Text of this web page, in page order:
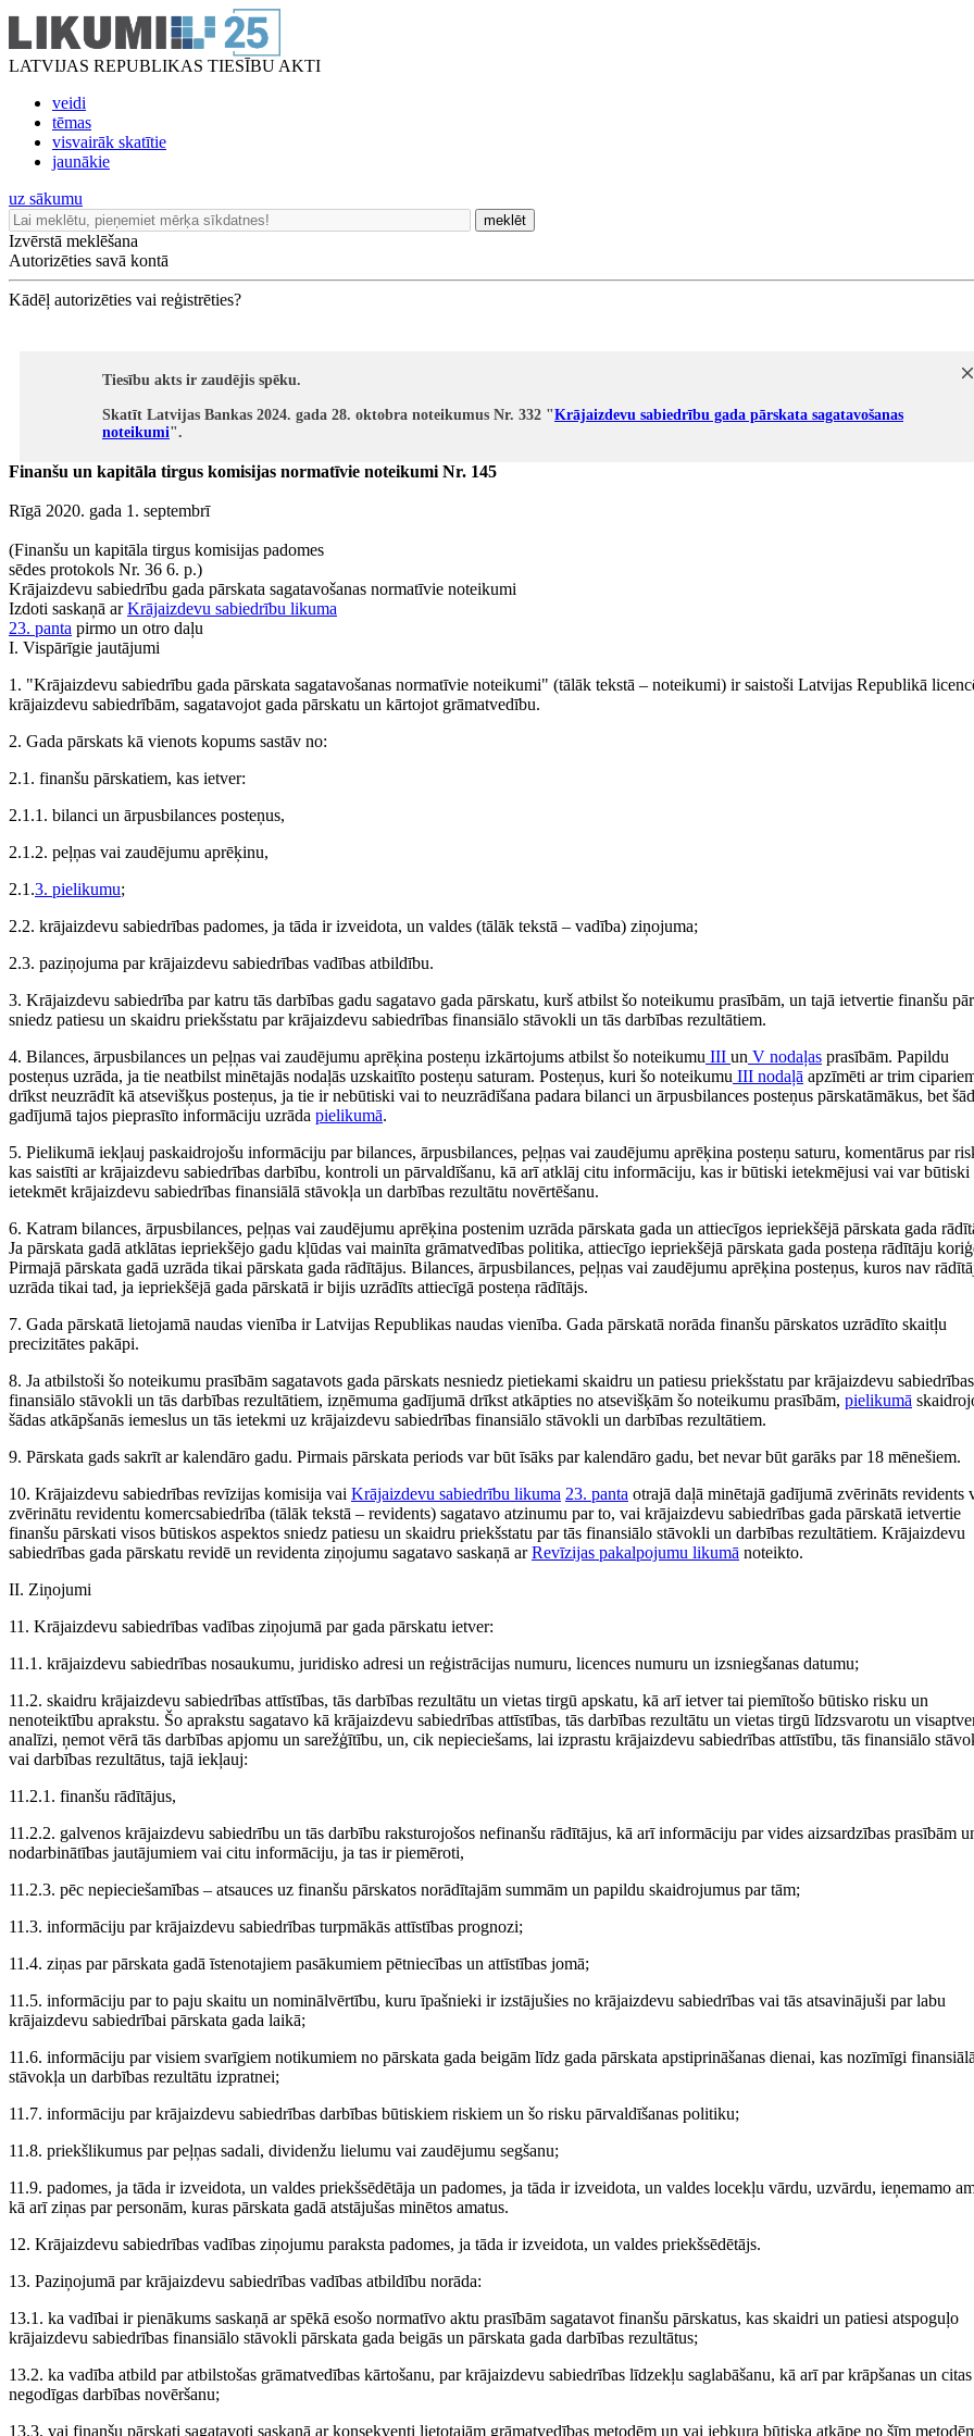
LATVIJAS REPUBLIKAS TIESĪBU AKTI
veidi
tēmas
visvairāk skatītie
jaunākie
uz sākumu
meklēt
Izvērstā meklēšana
Autorizēties savā kontā
Kādēļ autorizēties vai reģistrēties?
Tiesību akts ir zaudējis spēku.
Skatīt Latvijas Bankas 2024. gada 28. oktobra noteikumus Nr. 332 "Krājaizdevu sabiedrību gada pārskata sagatavošanas
noteikumi".
Finanšu un kapitāla tirgus komisijas normatīvie noteikumi Nr. 145
Rīgā 2020. gada 1. septembrī
(Finanšu un kapitāla tirgus komisijas padomes
sēdes protokols Nr. 36 6. p.)
Krājaizdevu sabiedrību gada pārskata sagatavošanas normatīvie noteikumi
Izdoti saskaņā arKrājaizdevu sabiedrību likuma
23. panta pirmo un otro daļu
I. Vispārīgie jautājumi
1. "Krājaizdevu sabiedrību gada pārskata sagatavošanas normatīvie noteikumi" (tālāk tekstā – noteikumi) ir saistoši Latvijas Republikā
krājaizdevu sabiedrībām, sagatavojot gada pārskatu un kārtojot grāmatvedību.
2. Gada pārskats kā vienots kopums sastāv no:
2.1. finanšu pārskatiem, kas ietver:
2.1.1. bilanci un ārpusbilances posteņus,
2.1.2. peļņas vai zaudējumu aprēķinu,
2.1.3. pielikumu;
2.2. krājaizdevu sabiedrības padomes, ja tāda ir izveidota, un valdes (tālāk tekstā – vadība) ziņojuma;
2.3. paziņojuma par krājaizdevu sabiedrības vadības atbildību.
3. Krājaizdevu sabiedrība par katru tās darbības gadu sagatavo gada pārskatu, kurš atbilst šo noteikumu prasībām, un tajā ietvertie finanšu
sniedz patiesu un skaidru priekšstatu par krājaizdevu sabiedrības finansiālo stāvokli un tās darbības rezultātiem.
4. Bilances, ārpusbilances un peļņas vai zaudējumu aprēķina posteņu izkārtojums atbilst šo noteikumu III un V nodaļas prasībām. Papildu
posteņus uzrāda, ja tie neatbilst minētajās nodaļās uzskaitīto posteņu saturam. Posteņus, kuri šo noteikumu III nodaļā apzīmēti ar trim
drīkst neuzrādīt kā atsevišķus posteņus, ja tie ir nebūtiski vai to neuzrādīšana padara bilanci un ārpusbilances posteņus pārskatāmākus, bet
gadījumā tajos pieprasīto informāciju uzrāda pielikumā.
5. Pielikumā iekļauj paskaidrojošu informāciju par bilances, ārpusbilances, peļņas vai zaudējumu aprēķina posteņu saturu, komentārus par
kas saistīti ar krājaizdevu sabiedrības darbību, kontroli un pārvaldīšanu, kā arī atklāj citu informāciju, kas ir būtiski ietekmējusi vai var būtiski
ietekmēt krājaizdevu sabiedrības finansiālā stāvokļa un darbības rezultātu novērtēšanu.
6. Katram bilances, ārpusbilances, peļņas vai zaudējumu aprēķina postenim uzrāda pārskata gada un attiecīgos iepriekšējā pārskata gada
Ja pārskata gadā atklātas iepriekšējo gadu kļūdas vai mainīta grāmatvedības politika, attiecīgo iepriekšējā pārskata gada posteņa rādītāju
Pirmajā pārskata gadā uzrāda tikai pārskata gada rādītājus. Bilances, ārpusbilances, peļņas vai zaudējumu aprēķina posteņus, kuros nav
uzrāda tikai tad, ja iepriekšējā gada pārskatā ir bijis uzrādīts attiecīgā posteņa rādītājs.
7. Gada pārskatā lietojamā naudas vienība ir Latvijas Republikas naudas vienība. Gada pārskatā norāda finanšu pārskatos uzrādīto skaitļu
precizitātes pakāpi.
8. Ja atbilstoši šo noteikumu prasībām sagatavots gada pārskats nesniedz pietiekami skaidru un patiesu priekšstatu par krājaizdevu sabiedrības
finansiālo stāvokli un tās darbības rezultātiem, izņēmuma gadījumā drīkst atkāpties no atsevišķām šo noteikumu prasībām, pielikumā
šādas atkāpšanās iemeslus un tās ietekmi uz krājaizdevu sabiedrības finansiālo stāvokli un darbības rezultātiem.
9. Pārskata gads sakrīt ar kalendāro gadu. Pirmais pārskata periods var būt īsāks par kalendāro gadu, bet nevar būt garāks par 18 mēnešiem.
10. Krājaizdevu sabiedrības revīzijas komisija vai Krājaizdevu sabiedrību likuma 23. panta otrajā daļā minētajā gadījumā zvērināts revidents
zvērinātu revidentu komercsabiedrība (tālāk tekstā – revidents) sagatavo atzinumu par to, vai krājaizdevu sabiedrības gada pārskatā ietvertie
finanšu pārskati visos būtiskos aspektos sniedz patiesu un skaidru priekšstatu par tās finansiālo stāvokli un darbības rezultātiem. Krājaizdevu
sabiedrības gada pārskatu revidē un revidenta ziņojumu sagatavo saskaņā arRevīzijas pakalpojumu likumā noteikto.
II. Ziņojumi
11. Krājaizdevu sabiedrības vadības ziņojumā par gada pārskatu ietver:
11.1. krājaizdevu sabiedrības nosaukumu, juridisko adresi un reģistrācijas numuru, licences numuru un izsniegšanas datumu;
11.2. skaidru krājaizdevu sabiedrības attīstības, tās darbības rezultātu un vietas tirgū apskatu, kā arī ietver tai piemītošo būtisko risku un
nenoteiktību aprakstu. Šo aprakstu sagatavo kā krājaizdevu sabiedrības attīstības, tās darbības rezultātu un vietas tirgū līdzsvarotu un
analīzi, ņemot vērā tās darbības apjomu un sarežģītību, un, cik nepieciešams, lai izprastu krājaizdevu sabiedrības attīstību, tās finansiālo
vai darbības rezultātus, tajā iekļauj:
11.2.1. finanšu rādītājus,
11.2.2. galvenos krājaizdevu sabiedrību un tās darbību raksturojošos nefinanšu rādītājus, kā arī informāciju par vides aizsardzības prasībām
nodarbinātības jautājumiem vai citu informāciju, ja tas ir piemēroti,
11.2.3. pēc nepieciešamības – atsauces uz finanšu pārskatos norādītajām summām un papildu skaidrojumus par tām;
11.3. informāciju par krājaizdevu sabiedrības turpmākās attīstības prognozi;
11.4. ziņas par pārskata gadā īstenotajiem pasākumiem pētniecības un attīstības jomā;
11.5. informāciju par to paju skaitu un nominālvērtību, kuru īpašnieki ir izstājušies no krājaizdevu sabiedrības vai tās atsavinājuši par labu
krājaizdevu sabiedrībai pārskata gada laikā;
11.6. informāciju par visiem svarīgiem notikumiem no pārskata gada beigām līdz gada pārskata apstiprināšanas dienai, kas nozīmīgi finansiālā
stāvokļa un darbības rezultātu izpratnei;
11.7. informāciju par krājaizdevu sabiedrības darbības būtiskiem riskiem un šo risku pārvaldīšanas politiku;
11.8. priekšlikumus par peļņas sadali, dividenžu lielumu vai zaudējumu segšanu;
11.9. padomes, ja tāda ir izveidota, un valdes priekšsēdētāja un padomes, ja tāda ir izveidota, un valdes locekļu vārdu, uzvārdu, ieņemamo
kā arī ziņas par personām, kuras pārskata gadā atstājušas minētos amatus.
12. Krājaizdevu sabiedrības vadības ziņojumu paraksta padomes, ja tāda ir izveidota, un valdes priekšsēdētājs.
13. Paziņojumā par krājaizdevu sabiedrības vadības atbildību norāda:
13.1. ka vadībai ir pienākums saskaņā ar spēkā esošo normatīvo aktu prasībām sagatavot finanšu pārskatus, kas skaidri un patiesi atspoguļo
krājaizdevu sabiedrības finansiālo stāvokli pārskata gada beigās un pārskata gada darbības rezultātus;
13.2. ka vadība atbild par atbilstošas grāmatvedības kārtošanu, par krājaizdevu sabiedrības līdzekļu saglabāšanu, kā arī par krāpšanas un citas
negodīgas darbības novēršanu;
13.3. vai finanšu pārskati sagatavoti saskaņā ar konsekventi lietotajām grāmatvedības metodēm un vai jebkura būtiska atkāpe no šīm